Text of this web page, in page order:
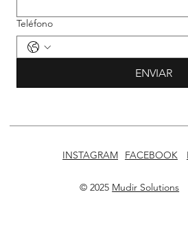
Teléfono
ENVIAR
© 2025 Mudir Solutions
INSTAGRAM FACEBOOK